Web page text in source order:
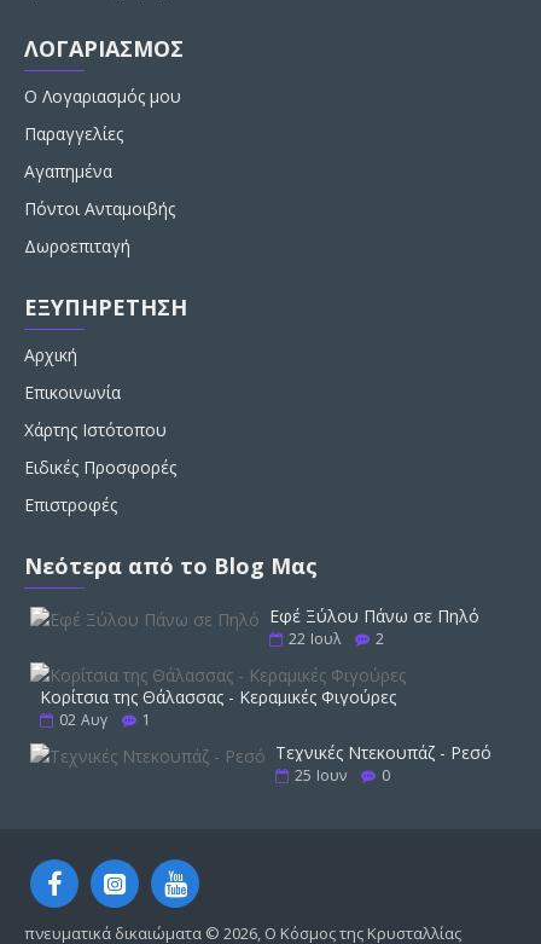
ΛΟΓΑΡΙΑΣΜΟΣ
Ο Λογαριασμός μου
Παραγγελίες
Αγαπημένα
Πόντοι Ανταμοιβής
Δωροεπιταγή
ΕΞΥΠΗΡΕΤΗΣΗ
Αρχική
Επικοινωνία
Χάρτης Ιστότοπου
Ειδικές Προσφορές
Επιστροφές
Νεότερα από το Blog Μας
Εφέ Ξύλου Πάνω σε Πηλό
22 Ιουλ 2
Κορίτσια της Θάλασσας - Κεραμικές Φιγούρες
02 Αυγ 1
Τεχνικές Ντεκουπάζ - Ρεσό
25 Ιουν 0
πνευματικά δικαιώματα © 2026, Ο Κόσμος της Κρυσταλλίας